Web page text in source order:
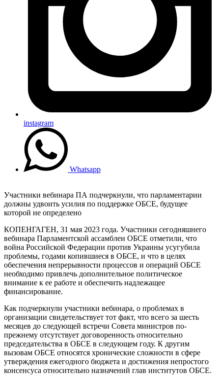
instagram
Whatsapp
Участники вебинара ПА подчеркнули, что парламентарии
должны удвоить усилия по поддержке ОБСЕ, будущее
которой не определено
КОПЕНГАГЕН, 31 мая 2023 года. Участники сегодняшнего
вебинара Парламентской ассамблеи ОБСЕ отметили, что
война Российской Федерации против Украины усугубила
проблемы, годами копившиеся в ОБСЕ, и что в целях
обеспечения непрерывности процессов и операций ОБСЕ
необходимо привлечь дополнительное политическое
внимание к ее работе и обеспечить надлежащее
финансирование.
Как подчеркнули участники вебинара, о проблемах в
организации свидетельствует тот факт, что всего за шесть
месяцев до следующей встречи Совета министров по-
прежнему отсутствует договоренность относительно
председательства в ОБСЕ в следующем году. К другим
вызовам ОБСЕ относятся хронические сложности в сфере
утверждения ежегодного бюджета и достижения непростого
консенсуса относительно назначений глав институтов ОБСЕ.